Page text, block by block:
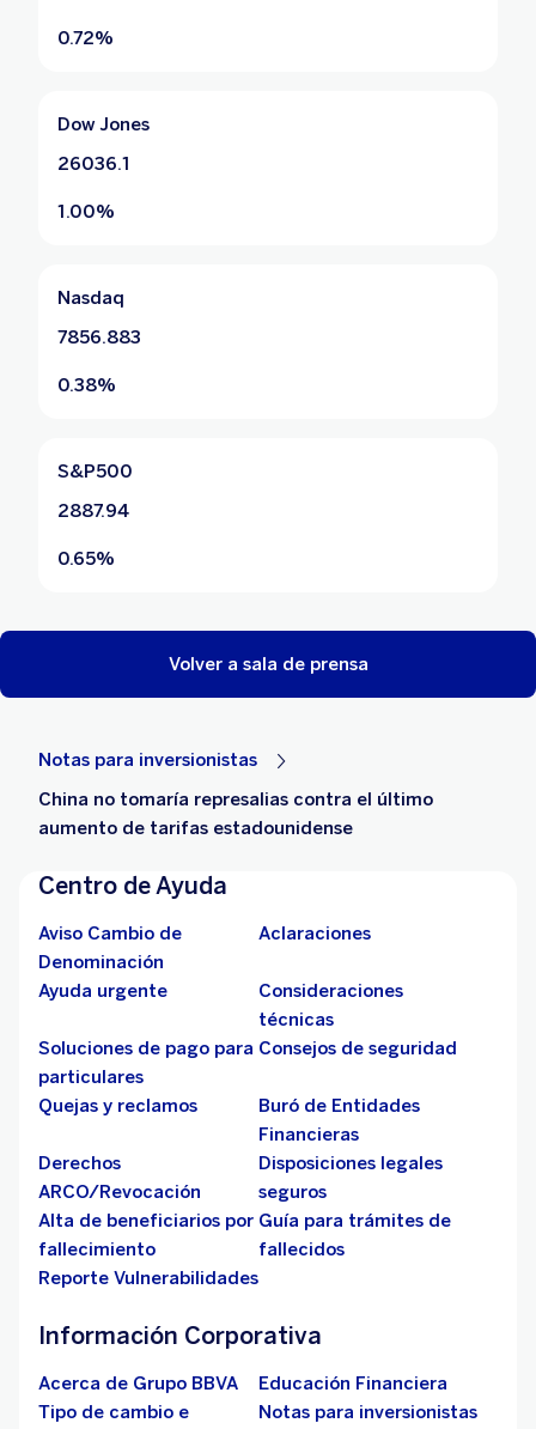
0.72%
Dow Jones
26036.1
1.00%
Nasdaq
7856.883
0.38%
S&P500
2887.94
0.65%
Volver a sala de prensa
Notas para inversionistas
China no tomaría represalias contra el último
aumento de tarifas estadounidense
Centro de Ayuda
Aviso Cambio de
Denominación
Aclaraciones
Ayuda urgente
Consideraciones
técnicas
Soluciones de pago para
particulares
Consejos de seguridad
Quejas y reclamos
Buró de Entidades
Financieras
Derechos
ARCO/Revocación
Disposiciones legales
seguros
Alta de beneficiarios por
fallecimiento
Guía para trámites de
fallecidos
Reporte Vulnerabilidades
Información Corporativa
Acerca de Grupo BBVA
Educación Financiera
Tipo de cambio e
Notas para inversionistas